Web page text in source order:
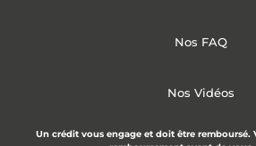
Nos FAQ
Nos Vidéos
Un crédit vous engage et doit être remboursé.